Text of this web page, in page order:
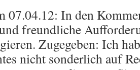
07.04.12: In den
freundliche
Zugegeben: Ich
nicht sonderlich auf